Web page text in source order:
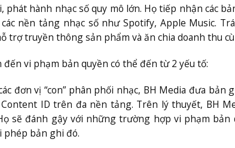
phát hành nhạc số quy mô lớn. Họ tiếp nhận các
nền tảng nhạc số như Spotify, Apple Music.
trợ truyền thông sản phẩm và ăn chia doanh thu
vi phạm bản quyền có thể đến từ 2 yếu tố:
đơn vị “con” phân phối nhạc, BH Media đưa bản
ID trên đa nền tảng. Trên lý thuyết, BH
sẽ đánh gậy với những trường hợp vi phạm bản
phép bản ghi đó.